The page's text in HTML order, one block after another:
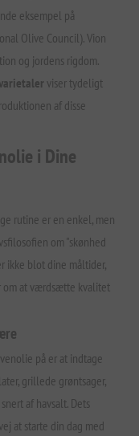
eksempel på
Olive Council). Vion
og jordens rigdom.
viser tydeligt
af disse
i Dine
rutine er en enkel, men
om "skønhed
ikke blot dine måltider,
om at værdsætte kvalitet
på er at indtage
grillede grøntsager,
af havsalt. Dets
at starte din dag med